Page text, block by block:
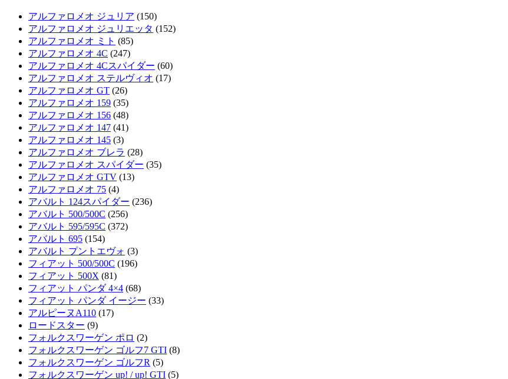
アルファロメオ ジュリア (150)
アルファロメオ ジュリエッタ (152)
アルファロメオ ミト (85)
アルファロメオ 4C (247)
アルファロメオ 4Cスパイダー (60)
アルファロメオ ステルヴィオ (17)
アルファロメオ GT (26)
アルファロメオ 159 (35)
アルファロメオ 156 (48)
アルファロメオ 147 (41)
アルファロメオ 145 (3)
アルファロメオ ブレラ (28)
アルファロメオ スパイダー (35)
アルファロメオ GTV (13)
アルファロメオ 75 (4)
アバルト 124スパイダー (236)
アバルト 500/500C (256)
アバルト 595/595C (372)
アバルト 695 (154)
アバルト プントエヴォ (3)
フィアット 500/500C (196)
フィアット 500X (81)
フィアット パンダ 4×4 (68)
フィアット パンダ イージー (33)
アルピーヌA110 (17)
ロードスター (9)
フォルクスワーゲン ポロ (2)
フォルクスワーゲン ゴルフ7 GTI (8)
フォルクスワーゲン ゴルフR (5)
フォルクスワーゲン up! / up! GTI (5)